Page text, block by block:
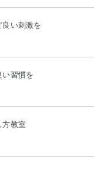
良い刺激を
い習慣を
方教室